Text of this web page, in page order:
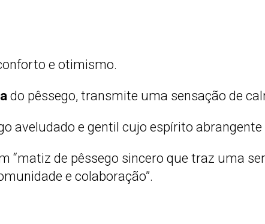
e otimismo.
do pêssego, transmite uma sensação de
aveludado e gentil cujo espírito
“matiz de pêssego sincero que traz uma
e colaboração”.